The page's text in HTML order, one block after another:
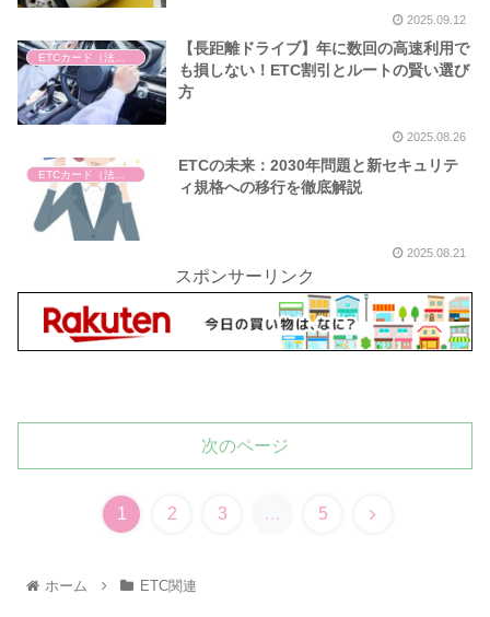
2025.09.12
【長距離ドライブ】年に数回の高速利用で
も損しない！ETC割引とルートの賢い選び
方
2025.08.26
ETCの未来：2030年問題と新セキュリテ
ィ規格への移行を徹底解説
2025.08.21
スポンサーリンク
次のページ
1 2 3 … 5
ホーム ETC関連